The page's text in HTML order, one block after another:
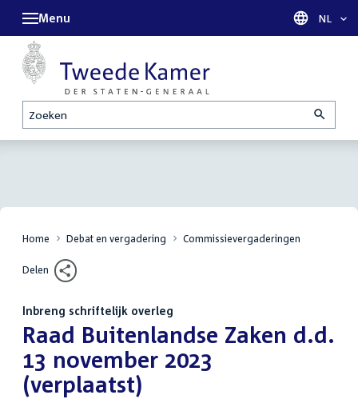
Zoeken
Menu Taal
NL
Home Debat en vergadering Commissievergaderingen
Delen
Inbreng schriftelijk overleg
:Raad Buitenlandse Zaken d.d.
13 november 2023
(verplaatst)